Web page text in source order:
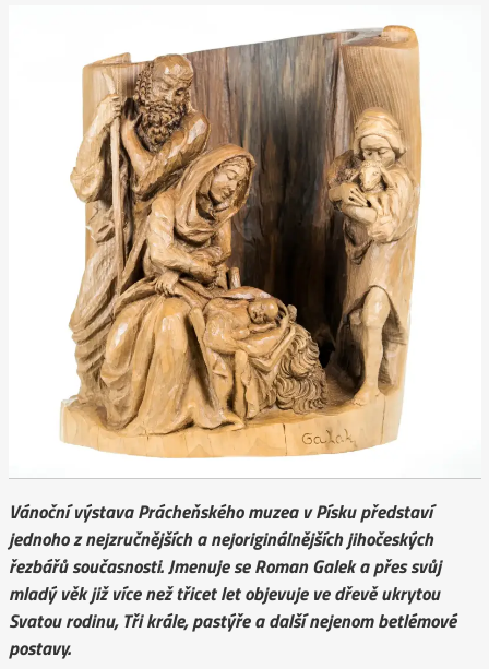
Vánoční výstava Prácheňského muzea v Písku představí
jednoho z nejzručnějších a nejoriginálnějších jihočeských
řezbářů současnosti. Jmenuje se Roman Galek a přes svůj
mladý věk již více než třicet let objevuje ve dřevě ukrytou
Svatou rodinu, Tři krále, pastýře a další nejenom betlémové
postavy.